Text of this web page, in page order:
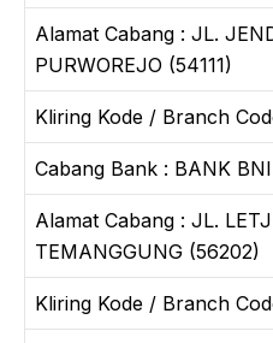
Alamat Cabang : JL.
PURWOREJO (54111)
Kliring Kode / Branch
Cabang Bank : BANK
Alamat Cabang : JL.
TEMANGGUNG (56202)
Kliring Kode / Branch